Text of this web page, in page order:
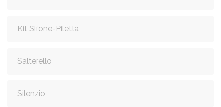
Kit Sifone-Piletta
Salterello
Silenzio